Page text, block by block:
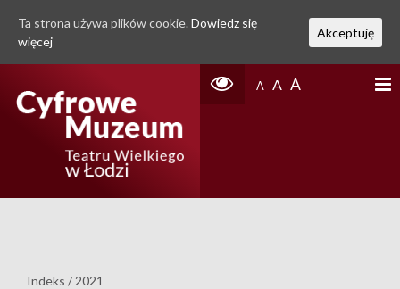
A A A
Indeks / 2021
Ta strona używa plików cookie. Dowiedz się
więcej
Akceptuję